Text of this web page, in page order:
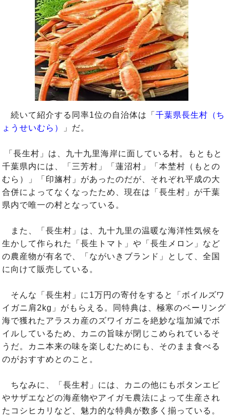
続いて紹介する同率1位の自治体は「 千葉県長生村（ち
ょうせいむら）
」だ。
「長生村」は、九十九里海岸に面している村。もともと
千葉県内には、「三芳村」「蓮沼村」「本埜村（もとの
むら）」「印旛村」があったのだが、それぞれ平成の大
合併によってなくなったため、現在は「長生村」が千葉
県内で唯一の村となっている。
また、「長生村」は、九十九里の温暖な海洋性気候を
生かして作られた「長生トマト」や「長生メロン」など
の農産物が有名で、「ながいきブランド」として、全国
に向けて販売している。
そんな「長生村」に1万円の寄付をすると「ボイルズワ
イガニ肩2kg」がもらえる。同特典は、極寒のベーリング
海で獲れたアラスカ産のズワイガニを絶妙な塩加減でボ
イルしているため、カニの旨味が閉じこめられているそ
うだ。カニ本来の味を楽しむためにも、そのまま食べる
のがおすすめとのこと。
ちなみに、「長生村」には、カニの他にもボタンエビ
やサザエなどの海産物やアイガモ農法によって生産され
たコシヒカリなど、魅力的な特典が数多く揃っている。